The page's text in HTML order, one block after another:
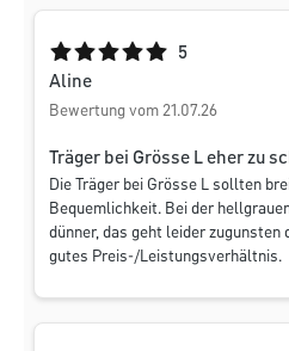
Durchschnittliche Bewertung
5
Aline
Bewertung vom 21.07.26
Träger bei Grösse L eher zu
Die Träger bei Grösse L sollten
Bequemlichkeit. Bei der
dünner, das geht leider zugunsten
gutes Preis-/Leistungsverhältnis.